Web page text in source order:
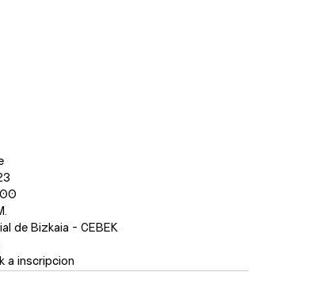
de Bizkaia - CEBEK
a inscripcion